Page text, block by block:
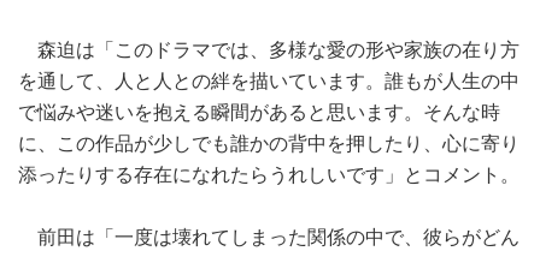
森迫は「このドラマでは、多様な愛の形や家族の在り方
を通して、人と人との絆を描いています。誰もが人生の中
で悩みや迷いを抱える瞬間があると思います。そんな時
に、この作品が少しでも誰かの背中を押したり、心に寄り
添ったりする存在になれたらうれしいです」とコメント。
前田は「一度は壊れてしまった関係の中で、彼らがどん